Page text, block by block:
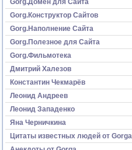
Gorg.Конструктор Сайтов
Gorg.Наполнение Сайта
Gorg.Полезное для Сайта
Gorg.Фильмотека
Дмитрий Халезов
Константин Чекмарёв
Леонид Андреев
Леонид Западенко
Яна Черничкина
Цитаты известных людей от Gorga